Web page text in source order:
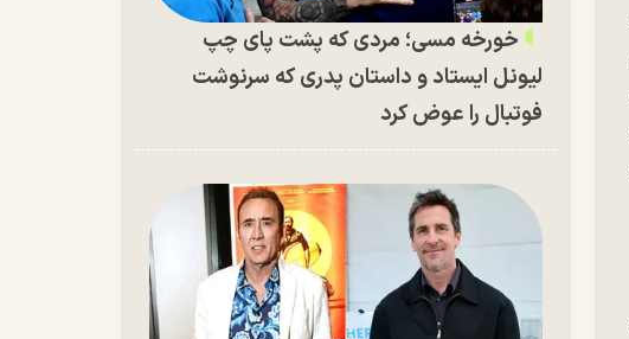
خورخه مسی؛ مردی که پشت پای چپ
لیونل ایستاد و داستان پدری که سرنوشت
فوتبال را عوض کرد